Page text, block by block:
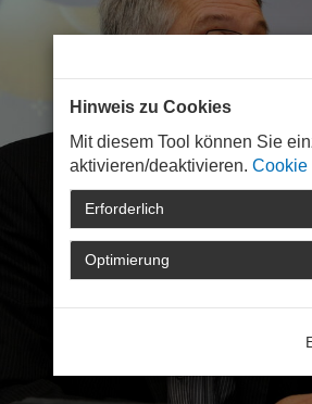
Hinweis zu Cookies
Mit diesem Tool können Sie
aktivieren/deaktivieren. Cookie
Erforderlich
Optimierung